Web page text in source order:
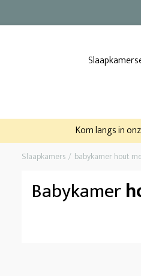
Kom langs in
Slaapkamers babykamer hout
Babykamer